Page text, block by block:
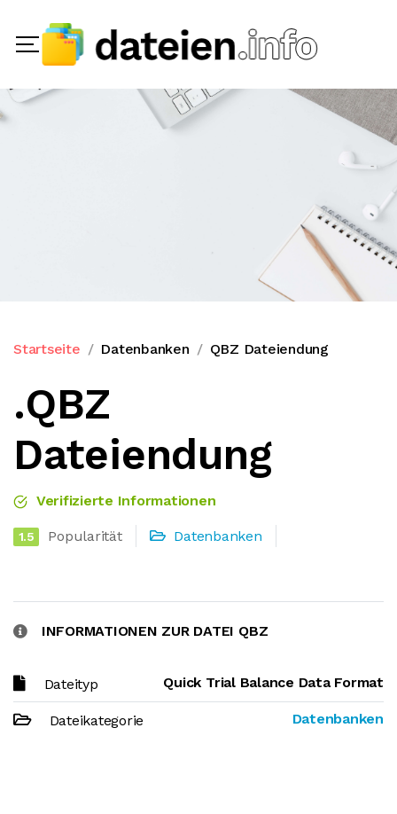
Startseite Datenbanken QBZ Dateiendung
.QBZ
Dateiendung
Verifizierte Informationen
1.5 Popularität Datenbanken
INFORMATIONEN ZUR DATEI QBZ
Dateityp Quick Trial Balance Data Format
Dateikategorie Datenbanken